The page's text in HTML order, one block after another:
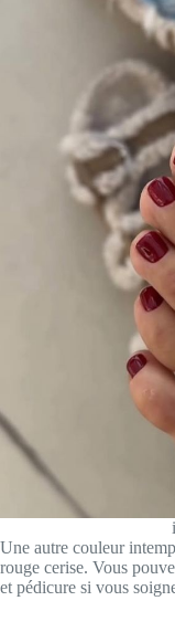
Une autre couleur
rouge cerise. Vous
et pédicure si vous